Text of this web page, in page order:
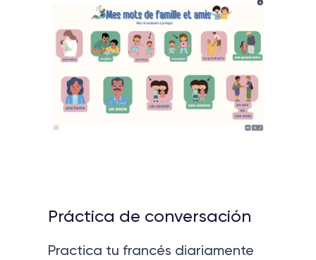
Práctica de conversación
Practica tu francés diariamente